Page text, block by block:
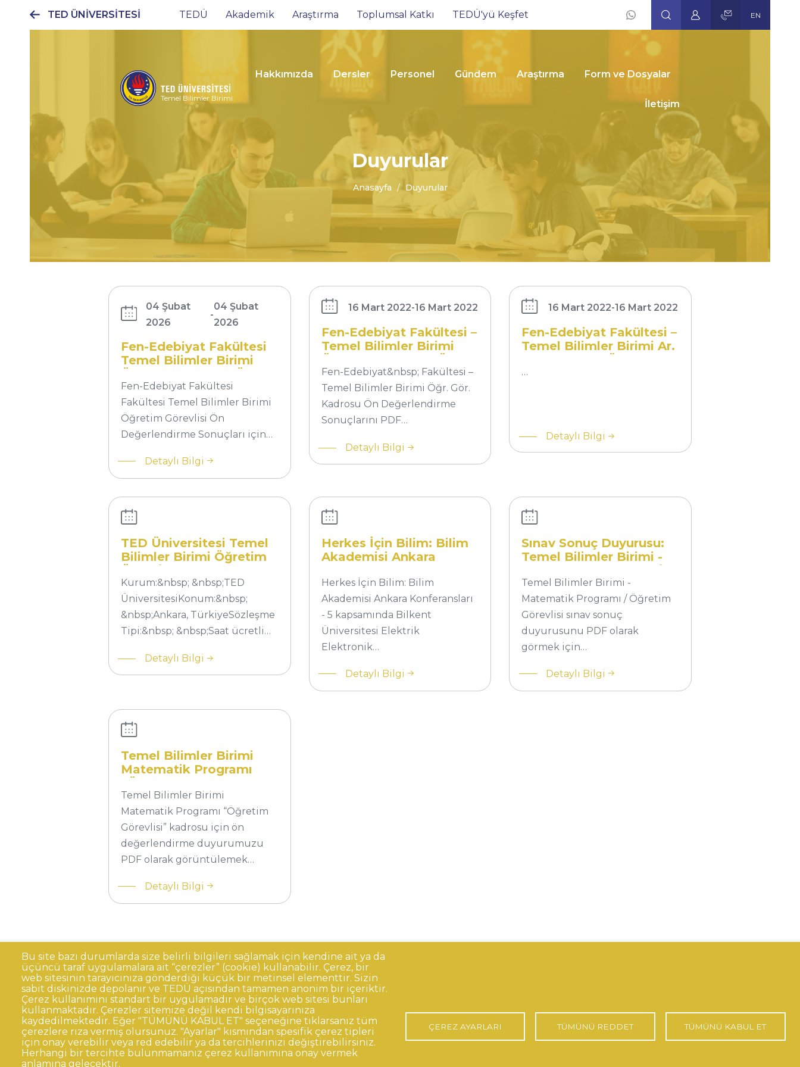
TED ÜNİVERSİTESİ
Ana
menüsü
TEDÜ Akademik Araştırma Toplumsal Katkı TEDÜ'yü Keşfet
Social
Icons
EN
Temel Bilimler Birimi
Hakkımızda Dersler Personel Gündem Araştırma Form ve Dosyalar
İletişim
Duyurular
Anasayfa Duyurular
Fen-Edebiyat
Fakültesi
Birimi Öğretim
Görevlisi Ön
Değerlendirme
04 Şubat
2026
-
04 Şubat
2026
Fen-Edebiyat Fakültesi
Temel Bilimler Birimi
Değerlendirme Sonuçları
Fen-Edebiyat Fakültesi
Fakültesi Temel Bilimler Birimi
Öğretim Görevlisi Ön
Değerlendirme Sonuçları için…
Detaylı Bilgi
Fakültesi –
Birimi Öğr. Gör.
Kadrosu Ön
Sonuçları
16 Mart 2022-16 Mart 2022
Fen-Edebiyat Fakültesi –
Temel Bilimler Birimi
Değerlendirme Sonuçları
Fen-Edebiyat&nbsp; Fakültesi –
Temel Bilimler Birimi Öğr. Gör.
Kadrosu Ön Değerlendirme
Sonuçlarını PDF…
Detaylı Bilgi
Fen-Edebiyat
Fakültesi –
Birimi Ar. Gör.
Kadrosu Ön
Sonuçları
16 Mart 2022-16 Mart 2022
Fen-Edebiyat Fakültesi –
Temel Bilimler Birimi Ar.
Değerlendirme Sonuçları
…
Detaylı Bilgi
Üyesi/Görevlisi
(Yarı Zamanlı)
TED Üniversitesi Temel
Bilimler Birimi Öğretim
Zamanlı)
Kurum:&nbsp; &nbsp;TED
ÜniversitesiKonum:&nbsp;
&nbsp;Ankara, TürkiyeSözleşme
Tipi:&nbsp; &nbsp;Saat ücretli…
Detaylı Bilgi
Herkes İçin
Akademisi
Ankara
Herkes İçin Bilim: Bilim
Akademisi Ankara
Herkes İçin Bilim: Bilim
Akademisi Ankara Konferansları
- 5 kapsamında Bilkent
Üniversitesi Elektrik
Elektronik…
Detaylı Bilgi
Sonuç
Matematik
Programı /
Öğretim
Sınav Sonuç Duyurusu:
Temel Bilimler Birimi -
Öğretim Görevlisi
Temel Bilimler Birimi -
Matematik Programı / Öğretim
Görevlisi sınav sonuç
duyurusunu PDF olarak
görmek için…
Detaylı Bilgi
Birimi
Matematik
“Öğretim
Görevlisi”
değerlendirme
duyurusu
Temel Bilimler Birimi
Matematik Programı
kadrosu için ön
değerlendirme duyurusu
Temel Bilimler Birimi
Matematik Programı “Öğretim
Görevlisi” kadrosu için ön
değerlendirme duyurumuzu
PDF olarak görüntülemek…
Detaylı Bilgi
Bu site bazı durumlarda size belirli bilgileri sağlamak için kendine ait ya da
üçüncü taraf uygulamalara ait “çerezler” (cookie) kullanabilir. Çerez, bir
web sitesinin tarayıcınıza gönderdiği küçük bir metinsel elementtir. Sizin
sabit diskinizde depolanır ve TEDÜ açısından tamamen anonim bir içeriktir.
Çerez kullanımını standart bir uygulamadır ve birçok web sitesi bunları
kullanmaktadır. Çerezler sitemize değil kendi bilgisayarınıza
kaydedilmektedir. Eğer "TÜMÜNÜ KABUL ET" seçeneğine tıklarsanız tüm
çerezlere rıza vermiş olursunuz. "Ayarlar" kısmından spesifik çerez tipleri
için onay verebilir veya red edebilir ya da tercihlerinizi değiştirebilirsiniz.
Herhangi bir tercihte bulunmamanız çerez kullanımına onay vermek
anlamına gelecektir.
ÇEREZ AYARLARI TÜMÜNÜ REDDET TÜMÜNÜ KABUL ET
Dipnot
Sıkça Sorulan Sorular Kişisel Verilerin Korunması Gizlilik Politikası
Kurumsal Kimlik
© TED Üniversitesi. Ziya Gökalp Caddesi No:48 06420, Kolej Çankaya ANKARA
TED
Üniversitesi
TED
Üniversitesi
TED
Üniversitesi
TED
Üniversitesi
TED
Üniversitesi
WhatsApp